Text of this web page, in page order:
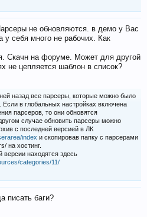
не обновляются. в демо у Вас
у себя много не рабочих. Как
Скачн на форуме. Может для другой
не цепляется шаблон в список?
назад все парсеры, которые можно было
Если в глобальных настройках включена
парсеров, то они обновятся
случае обновить парсеры можно
с последней версией в ЛК
index и скопировав папку с парсерами
на хостинг.
находятся здесь
categories/11/
писать баги?